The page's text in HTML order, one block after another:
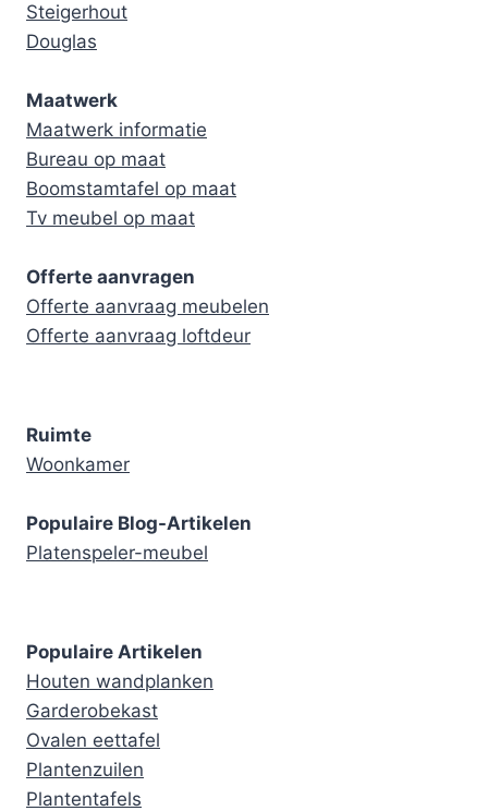
Steigerhout
Douglas
Maatwerk
Maatwerk informatie
Bureau op maat
Boomstamtafel op maat
Tv meubel op maat
Offerte aanvragen
Offerte aanvraag meubelen
Offerte aanvraag loftdeur
Ruimte
Woonkamer
Populaire Blog-Artikelen
Platenspeler-meubel
Populaire Artikelen
Houten wandplanken
Garderobekast
Ovalen eettafel
Plantenzuilen
Plantentafels